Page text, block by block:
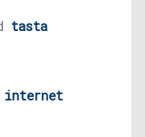
tasta
internet